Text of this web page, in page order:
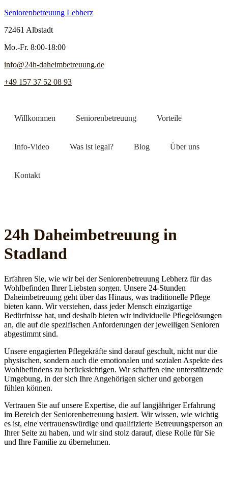
Seniorenbetreuung Lebherz
72461 Albstadt
Mo.-Fr. 8:00-18:00
info@24h-daheimbetreuung.de
+49 157 37 52 08 93
Willkommen Seniorenbetreuung Vorteile
Info-Video Was ist legal? Blog Über uns
Kontakt
24h Daheim­betreuung in
Stadland
Erfahren Sie, wie wir bei der Seniorenbetreuung Lebherz für das
Wohlbefinden Ihrer Liebsten sorgen. Unsere 24-Stunden
Daheimbetreuung geht über das Hinaus, was traditionelle Pflege
bieten kann. Wir verstehen, dass jeder Mensch einzigartige
Bedürfnisse hat, und deshalb bieten wir individuelle Pflegelösungen
an, die auf die spezifischen Anforderungen der jeweiligen Senioren
abgestimmt sind.
Unsere engagierten Pflegekräfte sind darauf geschult, nicht nur die
physischen, sondern auch die emotionalen und sozialen Aspekte des
Wohlbefindens zu berücksichtigen. Wir schaffen eine unterstützende
Umgebung, in der sich Ihre Angehörigen sicher und geborgen
fühlen können.
Vertrauen Sie auf unsere Expertise, die auf langjähriger Erfahrung
im Bereich der Seniorenbetreuung basiert. Wir wissen, wie wichtig
es ist, eine vertrauenswürdige und qualifizierte Betreuungsperson an
Ihrer Seite zu haben, und wir sind stolz darauf, diese Rolle für Sie
und Ihre Familie zu übernehmen.